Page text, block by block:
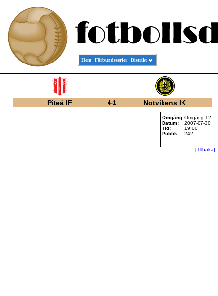
Hem Förbundsserier Distrikt
Piteå IF 4-1 Notvikens IK
Omgång:Omgång 12
Datum:
2007-07-30
Tid:
19:00
Publik:
242
[Tillbaka]